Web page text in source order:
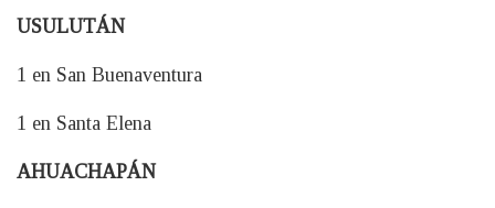
USULUTÁN
1 en San Buenaventura
1 en Santa Elena
AHUACHAPÁN